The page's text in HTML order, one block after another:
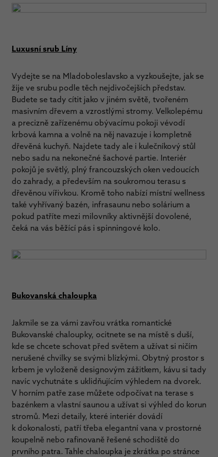
Luxusní srub Líny
Vydejte se na Mladoboleslavsko a vyzkoušejte, jak se
žije ve srubu podle těch nejdivočejších představ.
Budete se tady cítit jako v jiném světě, tvořeném
masivním dřevem a vzrostlými stromy. Velkolepému
a precizně zařízenému obývacímu pokoji vévodí
krbová kamna a volně na něj navazuje i kompletně
dřevěná kuchyň. Najdete tady ale i kulečníkový stůl
nebo sadu na nekonečné šachové partie. Interiér
pokojů je světlý, plný francouzských oken vedoucích
do zahrady, a především na soukromou terasu s
dřevěnou vířivkou. Kromě toho nabízí místní wellness
také vyhřívaný bazén, infrasaunu nebo solárium a
pokud patříte mezi milovníky aktivnější dovolené,
čeká na vás běžící pás i spinningové kolo.
Bukovanská chaloupka
Jakmile se za vámi zavřou vrátka romantické
Bukovanské chaloupky, ocitnete se na místě s duší,
kde se chcete schovat před světem a užívat si ničím
nerušené chvilky se svými blízkými. Obytný prostor s
krbem je vyloženě designovým zážitkem, kávu si tady
navíc vychutnáte s uklidňujícím výhledem na dvorek.
V horním patře zase můžete odpočívat na terase s
bazénkem a vlastní saunou a užívat si výhled do korun
stromů. Mezi detaily, které interiér dovádí
k dokonalosti, patří třeba elegantní vana v prostorné
koupelně nebo rafinovaně řešené schodiště do
prvního patra. Tahle chaloupka je zkrátka po stránce